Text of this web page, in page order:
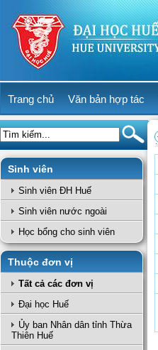
Trang chủ Văn bản hợp tác
Sinh viên
Sinh viên ĐH Huế
Sinh viên nước ngoài
Học bổng cho sinh viên
Thuộc đơn vị
Tất cả các đơn vị
Đại học Huế
Ủy ban Nhân dân tỉnh Thừa
Thiên Huế